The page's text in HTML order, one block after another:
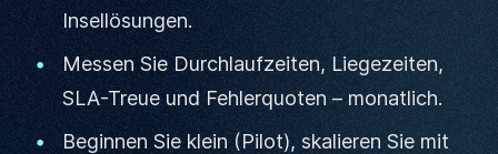
Insellösungen.
Messen Sie Durchlaufzeiten, Liegezeiten,
SLA-Treue und Fehlerquoten – monatlich.
Beginnen Sie klein (Pilot), skalieren Sie mit